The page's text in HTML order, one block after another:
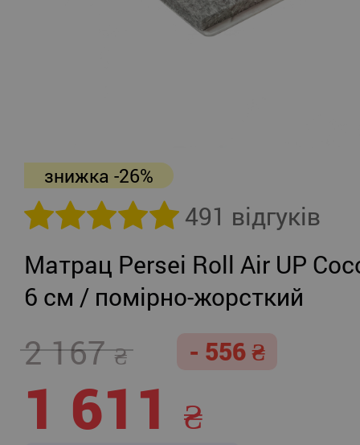
знижка -26%
491 відгуків
Матрац Persei Roll Air UP
6 см / помірно-жорсткий
2 167 - 556
1 611